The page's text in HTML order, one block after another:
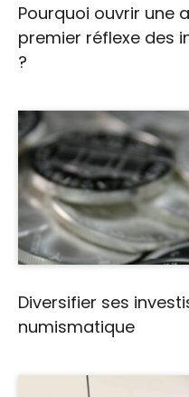
Pourquoi ouvrir une
premier réflexe des
?
Diversifier ses
numismatique